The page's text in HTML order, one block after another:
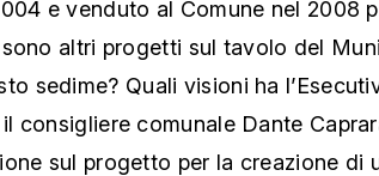
e venduto al Comune nel 2008
altri progetti sul tavolo del
sedime? Quali visioni ha
il consigliere comunale Dante
sul progetto per la creazione di